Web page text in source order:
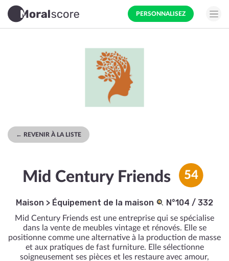
PERSONNALISEZ
← REVENIR À LA LISTE
Mid Century Friends 54
Maison > Équipement de la maison N°104 / 332
Mid Century Friends est une entreprise qui se spécialise
dans la vente de meubles vintage et rénovés. Elle se
positionne comme une alternative à la production de masse
et aux pratiques de fast furniture. Elle sélectionne
soigneusement ses pièces et les restaure avec amour,